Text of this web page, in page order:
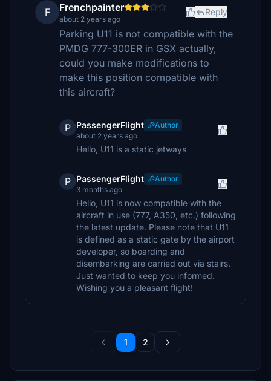
F Frenchpainter
about 2 years ago
Reply
Parking U11 is not compatible with the
PMDG 777-300ER in GSX actually,
could you make modifications to
make this position compatible with
this aircraft?
P PassengerFlight
Author
about 2 years ago
Hello, U11 is a static jetways
P PassengerFlight
Author
3 months ago
Hello, U11 is now compatible with the
aircraft in use (777, A350, etc.) following
the latest update. Please note that U11
is defined as a static gate by the airport
developer, so boarding and
disembarking are carried out via stairs.
Just wanted to keep you informed.
Wishing you a pleasant flight!
1 2